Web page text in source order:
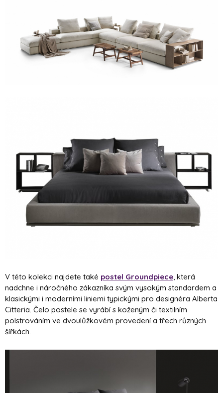
V této kolekci najdete také postel Groundpiece , která
nadchne i náročného zákazníka svým vysokým standardem a
klasickými i moderními liniemi typickými pro designéra Alberta
Citteria. Čelo postele se vyrábí s koženým či textilním
polstrováním ve dvoulůžkovém provedení a třech různých
šířkách.